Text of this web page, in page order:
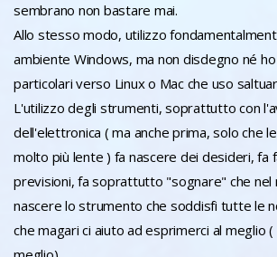
sembrano non bastare mai.
Allo stesso modo, utilizzo
ambiente Windows, ma non disdegno né
particolari verso Linux o Mac che uso
L'utilizzo degli strumenti, soprattutto con
dell'elettronica ( ma anche prima, solo che
molto più lente ) fa nascere dei desideri, fa
previsioni, fa soprattutto "sognare" che nel
nascere lo strumento che soddisfi tutte le
che magari ci aiuto ad esprimerci al meglio